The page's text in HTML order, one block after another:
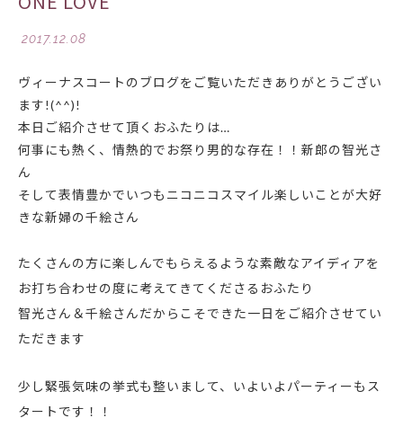
2017.12.08
ヴィーナスコートのブログをご覧いただきありがとうござい
ます!(^^)!
本日ご紹介させて頂くおふたりは…
何事にも熱く、情熱的でお祭り男的な存在！！新郎の智光さ
ん
そして表情豊かでいつもニコニコスマイル楽しいことが大好
きな新婦の千絵さん
たくさんの方に楽しんでもらえるような素敵なアイディアを
お打ち合わせの度に考えてきてくださるおふたり
智光さん＆千絵さんだからこそできた一日をご紹介させてい
ただきます
少し緊張気味の挙式も整いまして、いよいよパーティーもス
タートです！！